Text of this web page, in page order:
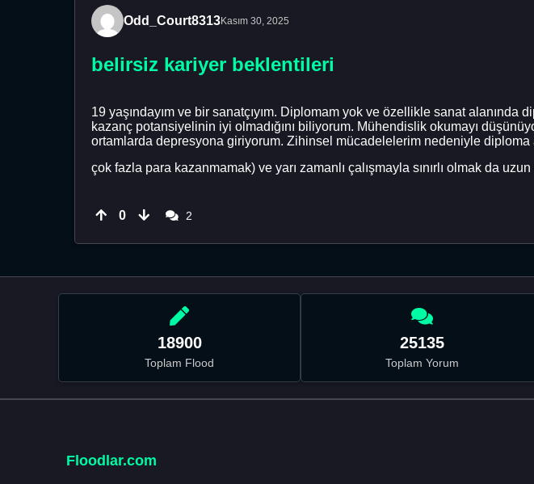
Odd_Court8313Kasım 30, 2025
belirsiz kariyer beklentileri
19 yaşındayım ve bir sanatçıyım. Diplomam yok ve özellikle sanat
kazanç potansiyelinin iyi olmadığını biliyorum. Mühendislik okumayı
ortamlarda depresyona giriyorum. Zihinsel mücadelelerim nedeniyle
çok fazla para kazanmamak) ve yarı zamanlı çalışmayla sınırlı olmak da
0 2
18900
Toplam Flood
25135
Toplam Yorum
Floodlar.com